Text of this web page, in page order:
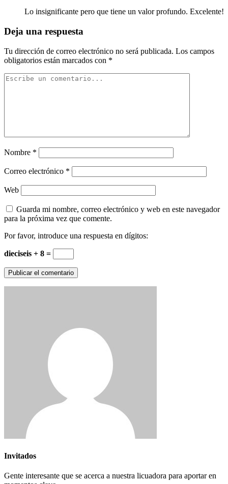
Lo insignificante pero que tiene un valor profundo. Excelente!
Deja una respuesta
Tu dirección de correo electrónico no será publicada. Los campos
obligatorios están marcados con *
Nombre *
Correo electrónico *
Web
Guarda mi nombre, correo electrónico y web en este navegador
para la próxima vez que comente.
Por favor, introduce una respuesta en dígitos:
dieciseis + 8 =
Invitados
Gente interesante que se acerca a nuestra licuadora para aportar en